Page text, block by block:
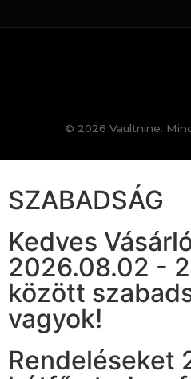
© 2026 Vaultnine.
SZABADSÁG
Kedves
2026.08.02 -
között
vagyok!
Rendeléseket